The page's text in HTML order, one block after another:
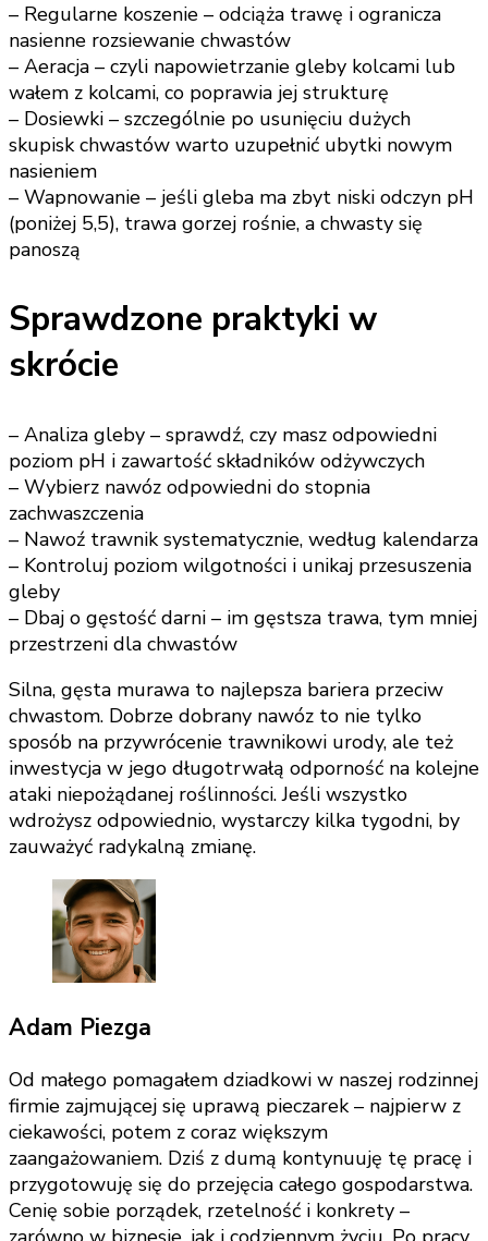
– Regularne koszenie – odciąża trawę i ogranicza
nasienne rozsiewanie chwastów
– Aeracja – czyli napowietrzanie gleby kolcami lub
wałem z kolcami, co poprawia jej strukturę
– Dosiewki – szczególnie po usunięciu dużych
skupisk chwastów warto uzupełnić ubytki nowym
nasieniem
– Wapnowanie – jeśli gleba ma zbyt niski odczyn pH
(poniżej 5,5), trawa gorzej rośnie, a chwasty się
panoszą
Sprawdzone praktyki w
skrócie
– Analiza gleby – sprawdź, czy masz odpowiedni
poziom pH i zawartość składników odżywczych
– Wybierz nawóz odpowiedni do stopnia
zachwaszczenia
– Nawoź trawnik systematycznie, według kalendarza
– Kontroluj poziom wilgotności i unikaj przesuszenia
gleby
– Dbaj o gęstość darni – im gęstsza trawa, tym mniej
przestrzeni dla chwastów
Silna, gęsta murawa to najlepsza bariera przeciw
chwastom. Dobrze dobrany nawóz to nie tylko
sposób na przywrócenie trawnikowi urody, ale też
inwestycja w jego długotrwałą odporność na kolejne
ataki niepożądanej roślinności. Jeśli wszystko
wdrożysz odpowiednio, wystarczy kilka tygodni, by
zauważyć radykalną zmianę.
Adam Piezga
Od małego pomagałem dziadkowi w naszej rodzinnej
firmie zajmującej się uprawą pieczarek – najpierw z
ciekawości, potem z coraz większym
zaangażowaniem. Dziś z dumą kontynuuję tę pracę i
przygotowuję się do przejęcia całego gospodarstwa.
Cenię sobie porządek, rzetelność i konkrety –